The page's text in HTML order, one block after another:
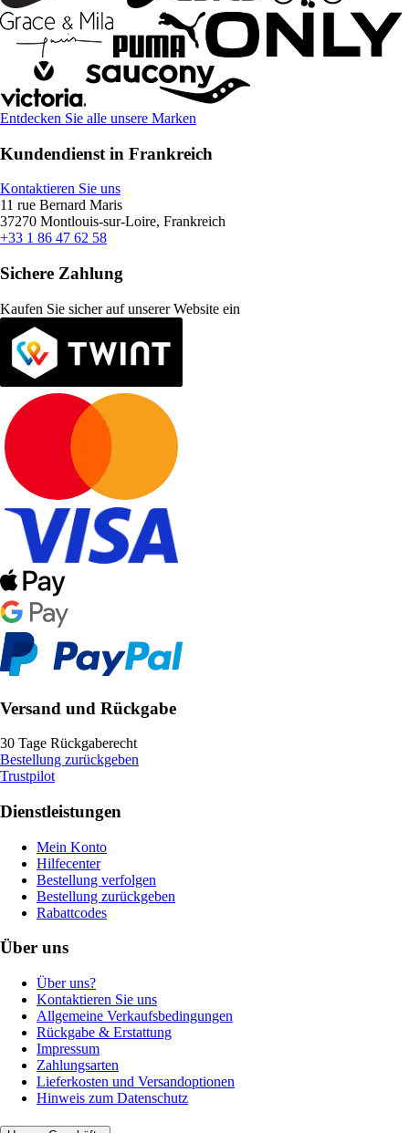
Entdecken Sie alle unsere Marken
Kundendienst in Frankreich
Kontaktieren Sie uns
11 rue Bernard Maris
37270 Montlouis-sur-Loire, Frankreich
+33 1 86 47 62 58
Sichere Zahlung
Kaufen Sie sicher auf unserer Website ein
Versand und Rückgabe
30 Tage Rückgaberecht
Bestellung zurückgeben
Trustpilot
Dienstleistungen
Mein Konto
Hilfecenter
Bestellung verfolgen
Bestellung zurückgeben
Rabattcodes
Über uns
Über uns?
Kontaktieren Sie uns
Allgemeine Verkaufsbedingungen
Rückgabe & Erstattung
Impressum
Zahlungsarten
Lieferkosten und Versandoptionen
Hinweis zum Datenschutz